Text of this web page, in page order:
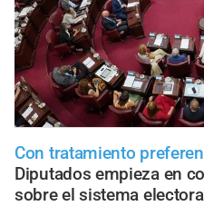
Con tratamiento
Diputados empieza en
sobre el sistema